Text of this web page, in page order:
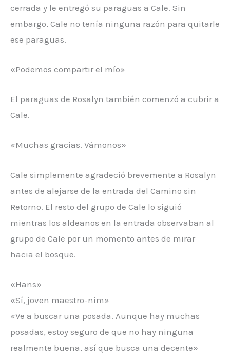
cerrada y le entregó su paraguas a Cale. Sin
embargo, Cale no tenía ninguna razón para quitarle
ese paraguas.
«Podemos compartir el mío»
El paraguas de Rosalyn también comenzó a cubrir a
Cale.
«Muchas gracias. Vámonos»
Cale simplemente agradeció brevemente a Rosalyn
antes de alejarse de la entrada del Camino sin
Retorno. El resto del grupo de Cale lo siguió
mientras los aldeanos en la entrada observaban al
grupo de Cale por un momento antes de mirar
hacia el bosque.
«Hans»
«Sí, joven maestro-nim»
«Ve a buscar una posada. Aunque hay muchas
posadas, estoy seguro de que no hay ninguna
realmente buena, así que busca una decente»